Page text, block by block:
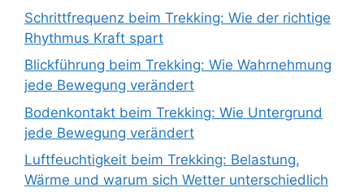
Schrittfrequenz beim Trekking: Wie der richtige
Rhythmus Kraft spart
Blickführung beim Trekking: Wie Wahrnehmung
jede Bewegung verändert
Bodenkontakt beim Trekking: Wie Untergrund
jede Bewegung verändert
Luftfeuchtigkeit beim Trekking: Belastung,
Wärme und warum sich Wetter unterschiedlich